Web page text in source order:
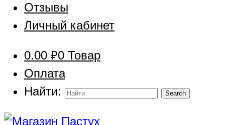
Отзывы
Личный кабинет
0.00 ₽0 Товар
Оплата
Найти: